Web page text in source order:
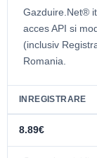
Gazduire.Net®
acces API si
(inclusiv
Romania.
INREGISTRARE
8.89€